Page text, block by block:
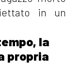
in un
la
propria